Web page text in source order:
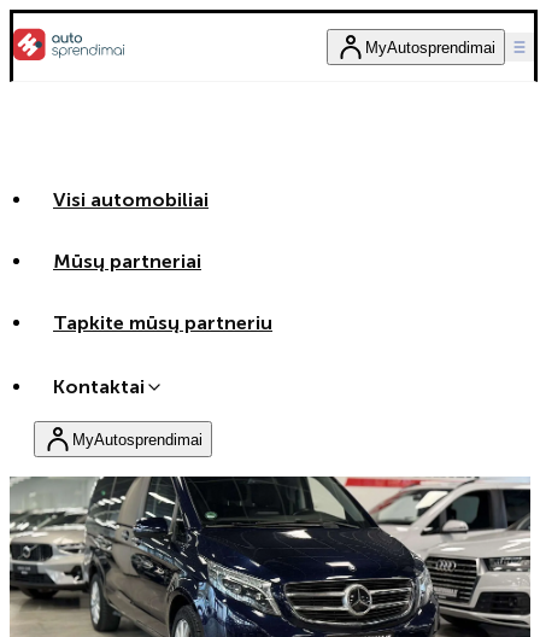
MyAutosprendimai
Visi automobiliai
Mūsų partneriai
Tapkite mūsų partneriu
Kontaktai
MyAutosprendimai